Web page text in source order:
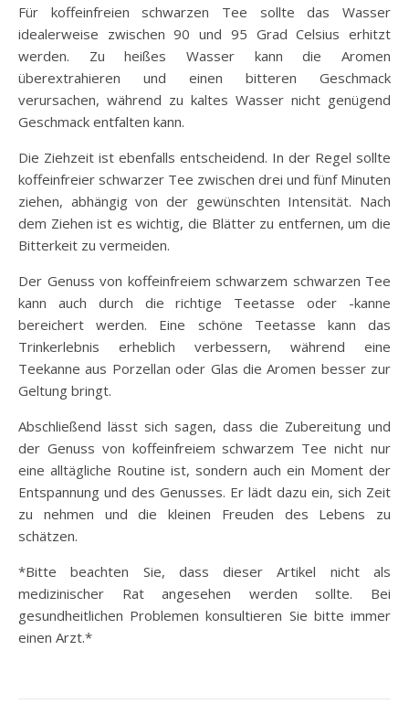
Für koffeinfreien schwarzen Tee sollte das Wasser
idealerweise zwischen 90 und 95 Grad Celsius erhitzt
werden. Zu heißes Wasser kann die Aromen
überextrahieren und einen bitteren Geschmack
verursachen, während zu kaltes Wasser nicht genügend
Geschmack entfalten kann.
Die Ziehzeit ist ebenfalls entscheidend. In der Regel sollte
koffeinfreier schwarzer Tee zwischen drei und fünf Minuten
ziehen, abhängig von der gewünschten Intensität. Nach
dem Ziehen ist es wichtig, die Blätter zu entfernen, um die
Bitterkeit zu vermeiden.
Der Genuss von koffeinfreiem schwarzem schwarzen Tee
kann auch durch die richtige Teetasse oder -kanne
bereichert werden. Eine schöne Teetasse kann das
Trinkerlebnis erheblich verbessern, während eine
Teekanne aus Porzellan oder Glas die Aromen besser zur
Geltung bringt.
Abschließend lässt sich sagen, dass die Zubereitung und
der Genuss von koffeinfreiem schwarzem Tee nicht nur
eine alltägliche Routine ist, sondern auch ein Moment der
Entspannung und des Genusses. Er lädt dazu ein, sich Zeit
zu nehmen und die kleinen Freuden des Lebens zu
schätzen.
*Bitte beachten Sie, dass dieser Artikel nicht als
medizinischer Rat angesehen werden sollte. Bei
gesundheitlichen Problemen konsultieren Sie bitte immer
einen Arzt.*